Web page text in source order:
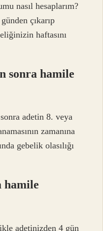
nasıl hesaplarım?
çıkarıp
haftasını
sonra hamile
adetin 8. veya
zamanına
gebelik olasılığı
hamile
adetinizden 4 gün